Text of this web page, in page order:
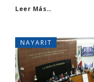
Leer Más…
NAYARIT